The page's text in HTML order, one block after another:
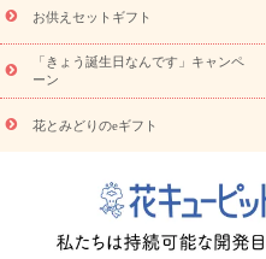
ド
お花の種類
お祝い お祝い・3000円～
5000円～
お祝い・7000円～
悔やみ
円～
お供え・お悔やみ・
読み物
いのマナー
定年退職祝いのマ
花キューピットのお
彩心理学」で選ぶ方法
結婚祝
お供えセットギフト
「きょう誕生日なんです」キャンペ
ーン
花とみどりのeギフト